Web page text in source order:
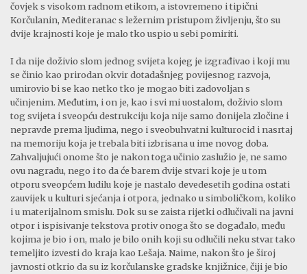
čovjek s visokom radnom etikom, a istovremeno i tipični
Korčulanin, Mediteranac s ležernim pristupom življenju, što su
dvije krajnosti koje je malo tko uspio u sebi pomiriti.
I da nije doživio slom jednog svijeta kojeg je izgrađivao i koji mu
se činio kao prirodan okvir dotadašnjeg povijesnog razvoja,
umirovio bi se kao netko tko je mogao biti zadovoljan s
učinjenim. Međutim, i on je, kao i svi mi uostalom, doživio slom
tog svijeta i sveopću destrukciju koja nije samo donijela zločine i
nepravde prema ljudima, nego i sveobuhvatni kulturocid i nasrtaj
na memoriju koja je trebala biti izbrisana u ime novog doba.
Zahvaljujući onome što je nakon toga učinio zaslužio je, ne samo
ovu nagradu, nego i to da će barem dvije stvari koje je u tom
otporu sveopćem ludilu koje je nastalo devedesetih godina ostati
zauvijek u kulturi sjećanja i otpora, jednako u simboličkom, koliko
i u materijalnom smislu. Dok su se zaista rijetki odlučivali na javni
otpor i ispisivanje tekstova protiv onoga što se događalo, među
kojima je bio i on, malo je bilo onih koji su odlučili neku stvar tako
temeljito izvesti do kraja kao Lešaja. Naime, nakon što je široj
javnosti otkrio da su iz korčulanske gradske knjižnice, čiji je bio